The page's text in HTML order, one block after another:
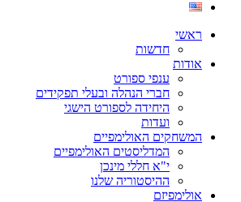
ראשי
חדשות
אודות
ענפי ספורט
חברי הנהלה ובעלי תפקידים
היחידה לספורט הישגי
ועדות
המשחקים האולימפיים
המדליסטים האולימפיים
י"א חללי מינכן
ההיסטוריה שלנו
אולימפיזם